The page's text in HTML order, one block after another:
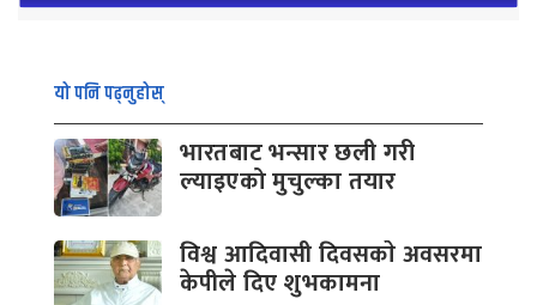
यो पनि पढ्नुहोस्
भारतबाट भन्सार छली गरी
ल्याइएको मुचुल्का तयार
विश्व आदिवासी दिवसकाे अवसरमा
केपीले दिए शुभकामना